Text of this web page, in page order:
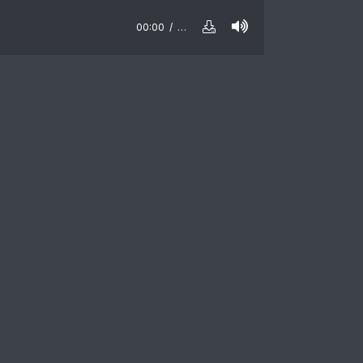
00:00 …